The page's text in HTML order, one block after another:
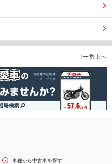
↑一番上へ
車種から中古車を探す